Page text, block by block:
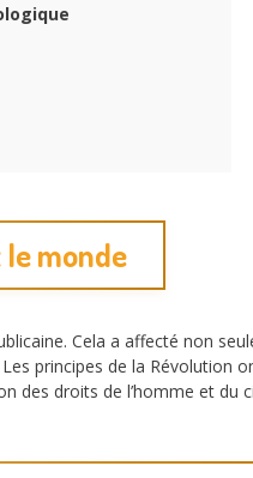
le monde
Cela a affecté non
principes de la Révolution
des droits de l’homme et du